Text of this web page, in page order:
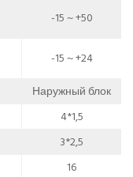
-15 ~ +50
-15 ~ +24
Наружный блок
4*1,5
3*2,5
16